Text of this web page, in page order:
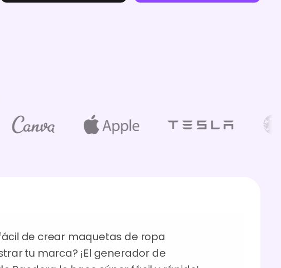
de crear maquetas de ropa
tu marca? ¡El generador de